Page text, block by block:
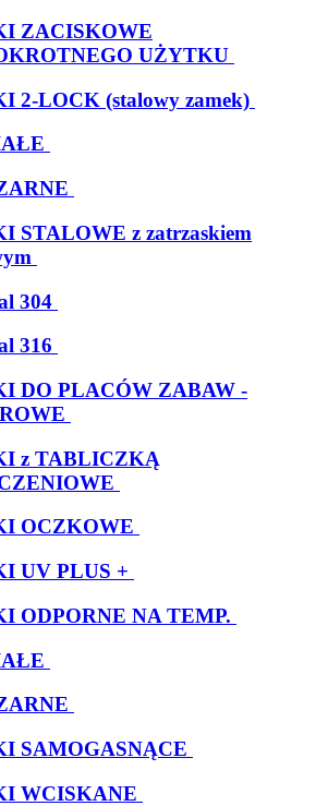
ZACISKOWE
UŻYTKU
2-LOCK (stalowy zamek)
STALOWE z zatrzaskiem
304
316
DO PLACÓW ZABAW -
z TABLICZKĄ
OCZKOWE
UV PLUS +
ODPORNE NA TEMP.
SAMOGASNĄCE
WCISKANE